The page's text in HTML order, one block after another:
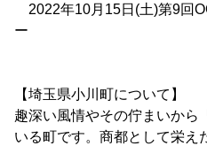
2022年10月15日(土)第9回
ー
【埼玉県小川町について】
趣深い風情やその佇まいから
いる町です。商都として栄え